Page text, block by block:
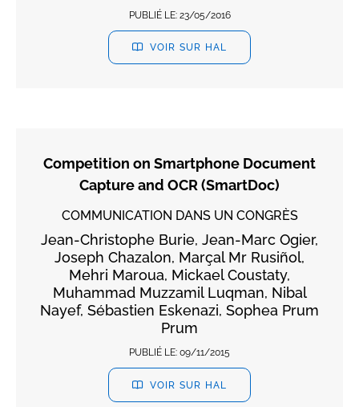
PUBLIÉ LE: 23/05/2016
VOIR SUR HAL
Competition on Smartphone Document
Capture and OCR (SmartDoc)
COMMUNICATION DANS UN CONGRÈS
Jean-Christophe Burie, Jean-Marc Ogier,
Joseph Chazalon, Marçal Mr Rusiñol,
Mehri Maroua, Mickael Coustaty,
Muhammad Muzzamil Luqman, Nibal
Nayef, Sébastien Eskenazi, Sophea Prum
Prum
PUBLIÉ LE: 09/11/2015
VOIR SUR HAL